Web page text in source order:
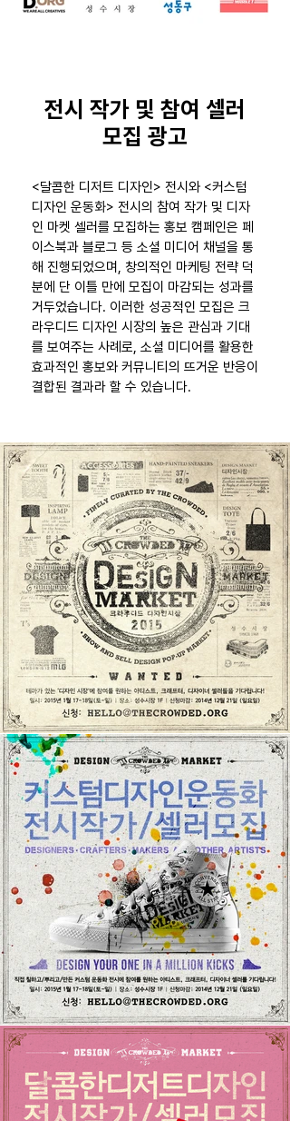
전시 작가 및 참여 셀러
모집 광고
<달콤한 디저트 디자인> 전시와 <커스텀
디자인 운동화> 전시의 참여 작가 및 디자
인 마켓 셀러를 모집하는 홍보 캠페인은 페
이스북과 블로그 등 소셜 미디어 채널을 통
해 진행되었으며, 창의적인 마케팅 전략 덕
분에 단 이틀 만에 모집이 마감되는 성과를
거두었습니다. 이러한 성공적인 모집은 크
라우디드 디자인 시장의 높은 관심과 기대
를 보여주는 사례로, 소셜 미디어를 활용한
효과적인 홍보와 커뮤니티의 뜨거운 반응이
결합된 결과라 할 수 있습니다.